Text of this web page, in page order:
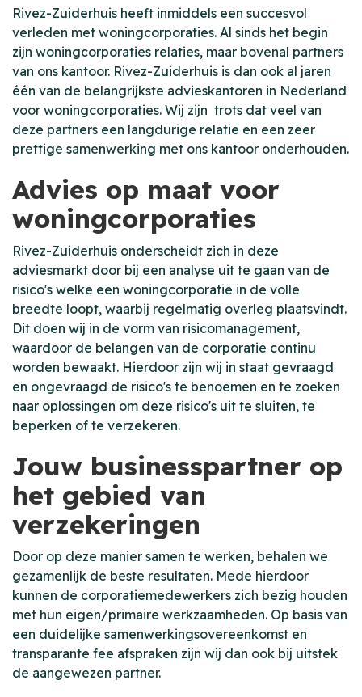
Rivez-Zuiderhuis heeft inmiddels een succesvol
verleden met woningcorporaties. Al sinds het begin
zijn woningcorporaties relaties, maar bovenal partners
van ons kantoor. Rivez-Zuiderhuis is dan ook al jaren
één van de belangrijkste advieskantoren in Nederland
voor woningcorporaties. Wij zijn trots dat veel van
deze partners een langdurige relatie en een zeer
prettige samenwerking met ons kantoor onderhouden.
Advies op maat voor
woningcorporaties
Rivez-Zuiderhuis onderscheidt zich in deze
adviesmarkt door bij een analyse uit te gaan van de
risico's welke een woningcorporatie in de volle
breedte loopt, waarbij regelmatig overleg plaatsvindt.
Dit doen wij in de vorm van risicomanagement,
waardoor de belangen van de corporatie continu
worden bewaakt. Hierdoor zijn wij in staat gevraagd
en ongevraagd de risico's te benoemen en te zoeken
naar oplossingen om deze risico's uit te sluiten, te
beperken of te verzekeren.
Jouw businesspartner op
het gebied van
verzekeringen
Door op deze manier samen te werken, behalen we
gezamenlijk de beste resultaten. Mede hierdoor
kunnen de corporatiemedewerkers zich bezig houden
met hun eigen/primaire werkzaamheden. Op basis van
een duidelijke samenwerkingsovereenkomst en
transparante fee afspraken zijn wij dan ook bij uitstek
de aangewezen partner.